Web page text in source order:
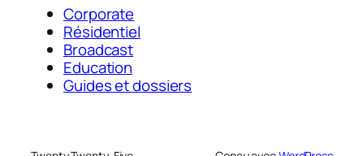
Corporate
Résidentiel
Broadcast
Education
Guides et dossiers